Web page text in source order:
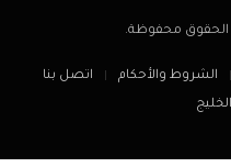
الشروط والأحكام
اتصل بنا